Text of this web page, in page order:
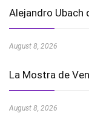
Alejandro Ubach
August 8, 2026
La Mostra de
August 8, 2026